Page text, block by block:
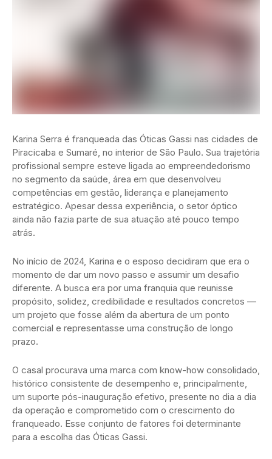
Karina Serra é franqueada das Óticas Gassi nas cidades de
Piracicaba e Sumaré, no interior de São Paulo. Sua trajetória
profissional sempre esteve ligada ao empreendedorismo
no segmento da saúde, área em que desenvolveu
competências em gestão, liderança e planejamento
estratégico. Apesar dessa experiência, o setor óptico
ainda não fazia parte de sua atuação até pouco tempo
atrás.
No início de 2024, Karina e o esposo decidiram que era o
momento de dar um novo passo e assumir um desafio
diferente. A busca era por uma franquia que reunisse
propósito, solidez, credibilidade e resultados concretos —
um projeto que fosse além da abertura de um ponto
comercial e representasse uma construção de longo
prazo.
O casal procurava uma marca com know-how consolidado,
histórico consistente de desempenho e, principalmente,
um suporte pós-inauguração efetivo, presente no dia a dia
da operação e comprometido com o crescimento do
franqueado. Esse conjunto de fatores foi determinante
para a escolha das Óticas Gassi.